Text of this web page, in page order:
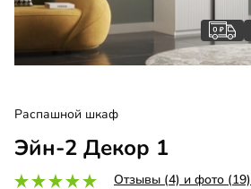
Распашной шкаф
Эйн-2 Декор 1
Отзывы (4) и фото (19)